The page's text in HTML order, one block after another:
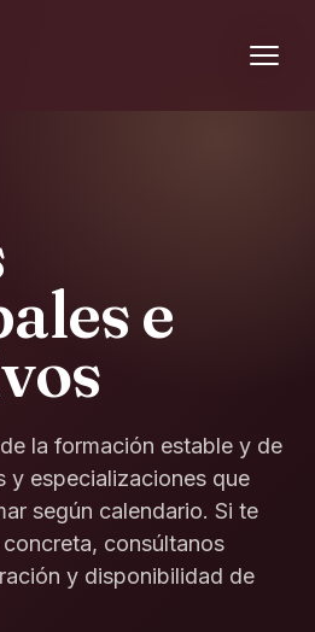
e
la formación estable y de
y especializaciones que
según calendario. Si te
consúltanos
y disponibilidad de